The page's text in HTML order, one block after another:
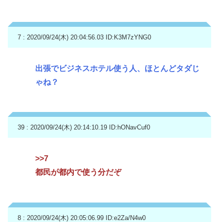
7 : 2020/09/24(木) 20:04:56.03 ID:K3M7zYNG0
出張でビジネスホテル使う人、ほとんどタダじ
ゃね？
39 : 2020/09/24(木) 20:14:10.19 ID:hONavCuf0
>>7
都民が都内で使う分だぞ
8 : 2020/09/24(木) 20:05:06.99 ID:e2Za/N4w0